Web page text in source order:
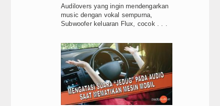
STEREO GUIDE
Arsitektur Kendaraan Listrik BYD dalam
Kehadiran Robot Humanoid AiMOGA di
JAECOO J5 EV Jadi “Kanvas”
Satu Tahun di Indonesia, JAECOO
Bebas Range Anxiety, JAECOO J5 EV
Sebulan Jelang Mudik Lebaran, Teknologi
JAECOO J5 EV Jadi Model SUV EV
JAECOO J7 SHS-P dan Evolusi
Audilovers yang ingin mendengarkan
music dengan vokal sempurna,
Subwoofer keluaran Flux, cocok . . .